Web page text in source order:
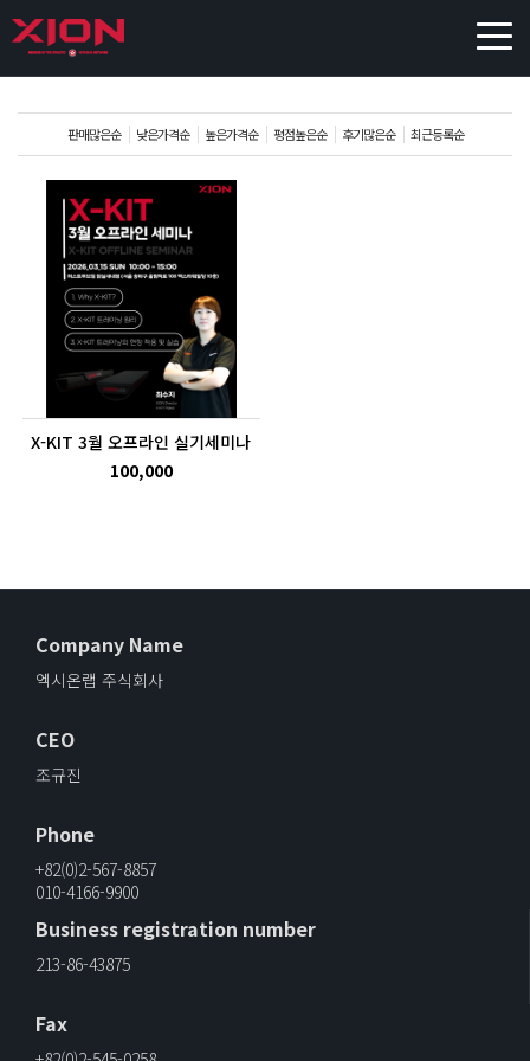
판매많은순 낮은가격순 높은가격순 평점높은순 후기많은순 최근등록순
X-KIT 3월 오프라인 실기세미나
100,000
Company Name
엑시온랩 주식회사
CEO
조규진
Phone
+82(0)2-567-8857
010-4166-9900
Business registration number
213-86-43875
Fax